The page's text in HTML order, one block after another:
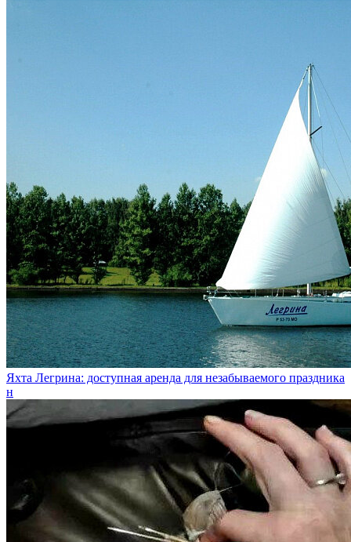
Яхта Легрина: доступная аренда для незабываемого праздника
н